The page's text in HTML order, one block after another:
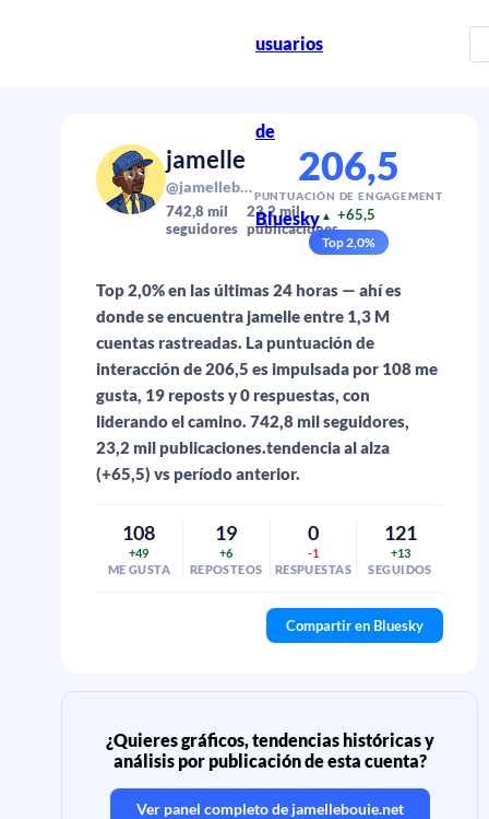
usuarios
de
Bluesky
jamelle
@jamellebouie.net
742,8 mil
seguidores
23,2 mil
publicaciones
206,5
PUNTUACIÓN DE ENGAGEMENT
▲ +65,5
Top2,0%
Top 2,0% en las últimas 24 horas — ahí es
donde se encuentra jamelle entre 1,3 M
cuentas rastreadas. La puntuación de
interacción de 206,5 es impulsada por 108 me
gusta, 19 reposts y 0 respuestas, con
liderando el camino. 742,8 mil seguidores,
23,2 mil publicaciones.tendencia al alza
(+65,5) vs período anterior.
108
+49
ME GUSTA
19
+6
REPOSTEOS
0
-1
RESPUESTAS
121
+13
SEGUIDOS
Compartir en Bluesky
¿Quieres gráficos, tendencias históricas y
análisis por publicación de esta cuenta?
Ver panel completo de jamellebouie.net